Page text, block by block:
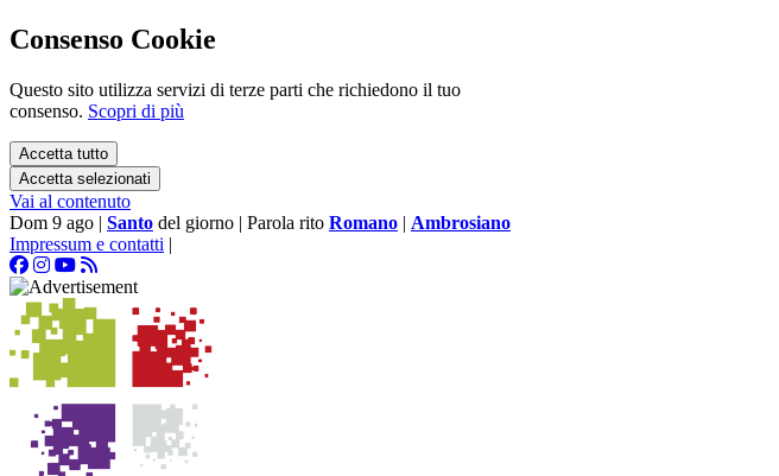
Consenso Cookie
Questo sito utilizza servizi di terze parti che richiedono il tuo
consenso. Scopri di più
Accetta tutto
Accetta selezionati
Vai al contenuto
Dom 9 ago | Santo del giorno | Parola rito Romano | Ambrosiano
Impressum e contatti |